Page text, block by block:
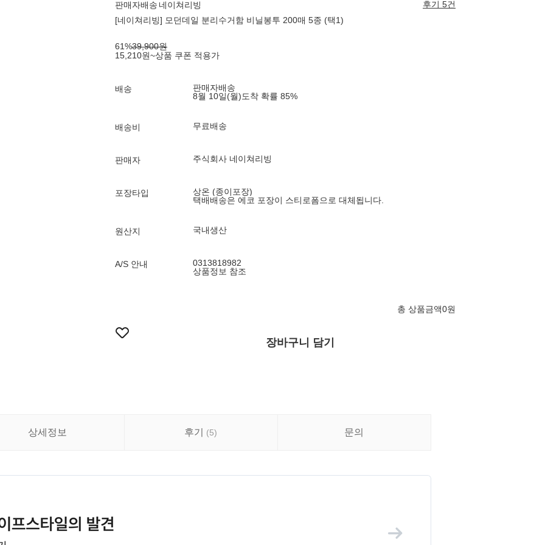
판매자배송 네이쳐리빙
후기 5건
[네이쳐리빙] 모던데일 분리수거함 비닐봉투 200매 5종 (택1)
61%39,900원
15,210원~상품 쿠폰 적용가
배송
판매자배송
8월 10일(월)도착 확률 85%
배송비 무료배송
판매자 주식회사 네이쳐리빙
포장타입
상온 (종이포장)
택배배송은 에코 포장이 스티로폼으로 대체됩니다.
원산지 국내생산
A/S 안내
0313818982
상품정보 참조
총 상품금액0원
장바구니 담기
상세정보 후기 (5) 문의